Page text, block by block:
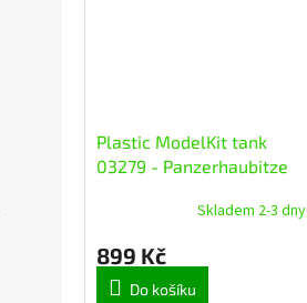
Plastic ModelKit tank
03279 - Panzerhaubitze
Skladem 2-3 dny
899 Kč
Do košíku